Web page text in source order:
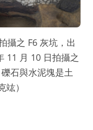
攝之 F6 灰坑，出
11 月 10 日拍攝之
石與水泥塊是土
）